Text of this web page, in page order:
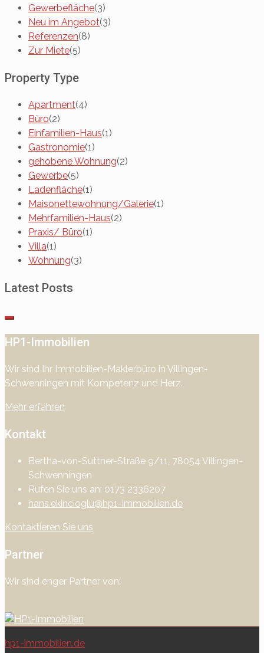
Gewerbefläche(3)
Neu im Angebot(3)
Referenzen(8)
Zur Miete(5)
Property Type
Apartment(4)
Büro(2)
Einfamilien-Haus(1)
Gastronomie(1)
gehobene Wohnung(2)
Gewerbe(5)
Ladenfläche(1)
Maisonettewohnung/Galerie(1)
Mehrfamilien-Haus(2)
Praxis/ Büro(1)
Villa(1)
Wohnung(3)
Latest Posts
HP1-Immobilien
Wir sind Ihr Immobilien-Maklerbüro in Villingen-
Schwenningen mit Kompetenz und Herz.
Mehr erfahren
Kontakt
Bertha-von-Suttner-Straße 9/11, 78054 Villingen-
Schwenningen
Rufen Sie uns an: 0173 2336207
hans.ekincioglu@hp1-immobilien.de
Kontaktieren Sie uns
Partner
Wir sind enger Partner von:
hp1-immobilien.de